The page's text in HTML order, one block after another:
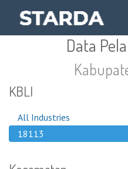
Data
KBLI
All Industries
18113